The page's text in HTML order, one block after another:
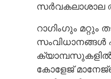
സർവകലാശാല
റാഗിംഗും
സംവിധാനങ്ങൾ
ക്യാമ്പസുകളിൽ
കോളേജ്